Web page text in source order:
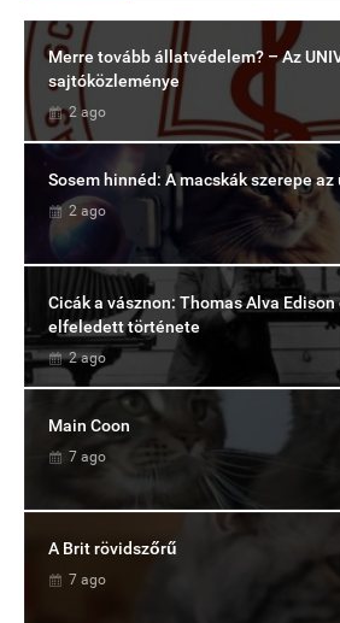
Merre tovább állatvédelem? – Az
sajtóközleménye
2 ago
Sosem hinnéd: A macskák szerepe
2 ago
Cicák a vásznon: Thomas Alva
elfeledett története
2 ago
Main Coon
7 ago
A Brit rövidszőrű
7 ago